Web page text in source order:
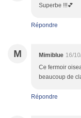
Superbe !!!💕
Répondre
M Mimiblue 16/
Ce fermoir
beaucoup de
Répondre